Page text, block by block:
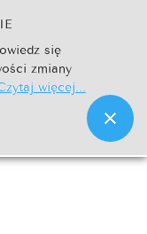
się
zmiany
więcej...